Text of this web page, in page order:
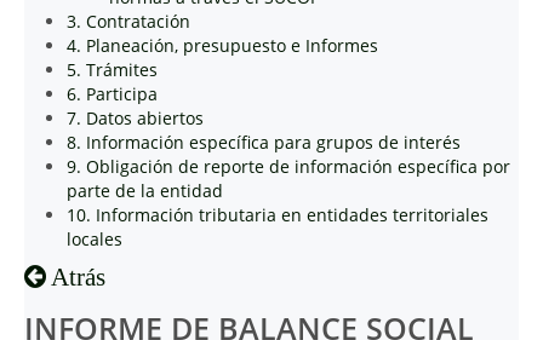
3. Contratación
4. Planeación, presupuesto e Informes
5. Trámites
6. Participa
7. Datos abiertos
8. Información específica para grupos de interés
9. Obligación de reporte de información específica por
parte de la entidad
10. Información tributaria en entidades territoriales
locales
Atrás
INFORME DE BALANCE SOCIAL